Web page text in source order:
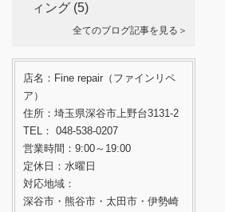
ィング (5)
全てのブログ記事を見る＞
店名：Fine repair（ファインリペ
ア）
住所：埼玉県深谷市上野台3131-2
TEL： 048-538-0207
営業時間：9:00～19:00
定休日：水曜日
対応地域：
深谷市・熊谷市・太田市・伊勢崎